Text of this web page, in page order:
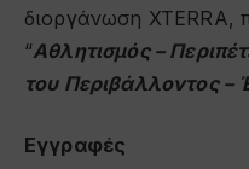
διοργάνωση
“Αθλητισμός –
του Περιβάλλοντος –
Εγγραφές